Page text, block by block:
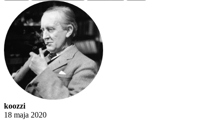
koozzi
18 maja 2020